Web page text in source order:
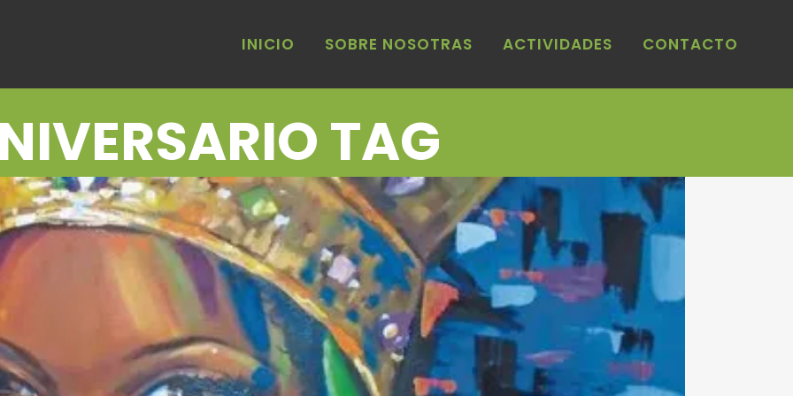
INICIO SOBRE NOSOTRAS ACTIVIDADES CONTACTO
TAG